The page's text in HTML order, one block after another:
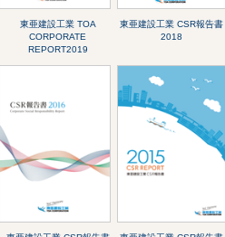
東亜建設工業 TOA
CORPORATE
REPORT2019
東亜建設工業 CSR報告書
2018